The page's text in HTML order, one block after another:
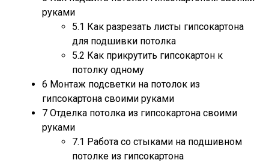
руками
5.1 Как разрезать листы гипсокартона
для подшивки потолка
5.2 Как прикрутить гипсокартон к
потолку одному
6 Монтаж подсветки на потолок из
гипсокартона своими руками
7 Отделка потолка из гипсокартона своими
руками
7.1 Работа со стыками на подшивном
потолке из гипсокартона